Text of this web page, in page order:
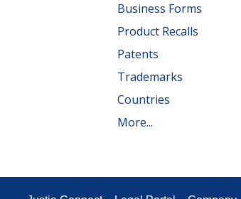
Business Forms
Product Recalls
Patents
Trademarks
Countries
More...